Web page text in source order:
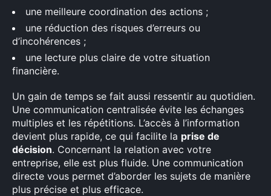
une meilleure coordination des actions ;
une réduction des risques d’erreurs ou
d’incohérences ;
une lecture plus claire de votre situation
financière.
Un gain de temps se fait aussi ressentir au quotidien.
Une communication centralisée évite les échanges
multiples et les répétitions. L’accès à l’information
devient plus rapide, ce qui facilite la prise de
décision. Concernant la relation avec votre
entreprise, elle est plus fluide. Une communication
directe vous permet d’aborder les sujets de manière
plus précise et plus efficace.